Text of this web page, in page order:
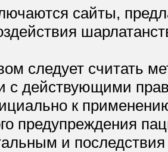
сайты,
следует считать
с действующими
к
предупреждения
и